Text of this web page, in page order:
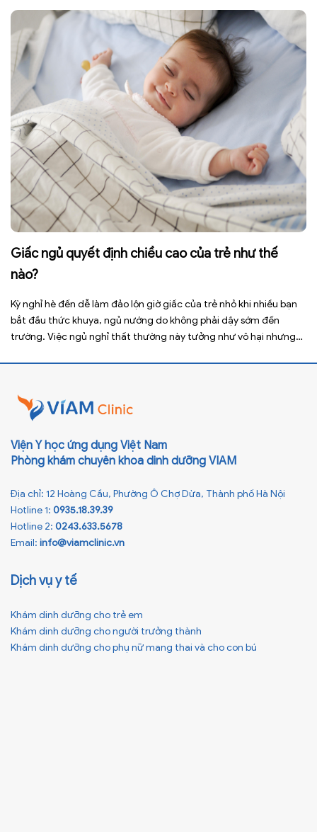
chỉ […]
Giấc ngủ quyết định chiều cao của trẻ như thế
nào?
Kỳ nghỉ hè đến dễ làm đảo lộn giờ giấc của trẻ nhỏ khi nhiều bạn
bắt đầu thức khuya, ngủ nướng do không phải dậy sớm đến
trường. Việc ngủ nghỉ thất thường này tưởng như vô hại nhưng
Viện Y học ứng dụng Việt Nam
Phòng khám chuyên khoa dinh dưỡng VIAM
Địa chỉ: 12 Hoàng Cầu, Phường Ô Chợ Dừa, Thành phố Hà Nội
Hotline 1: 0935.18.39.39
Hotline 2: 0243.633.5678
Email: info@viamclinic.vn
Dịch vụ y tế
Khám dinh dưỡng cho trẻ em
Khám dinh dưỡng cho người trưởng thành
Khám dinh dưỡng cho phụ nữ mang thai và cho con bú